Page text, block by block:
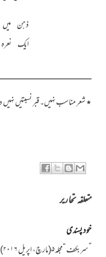
ذہن
ایک
٭ شعر مناسب نہیں۔ قبر نسبتیں نہیں
متعلقہ تحاریر
خود پسندی